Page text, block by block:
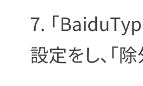
「
設定をし、「